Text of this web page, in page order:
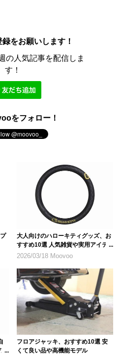
をお願いします！
の人気記事を配信しま
す！
をフォロー！
大人向けのハローキティグッズ、お
すすめ10選 人気雑貨や実用アイテ
ム
2026/03/18 Moovoo
フロアジャッキ、おすすめ10選 安
くて良い品や高機能モデル